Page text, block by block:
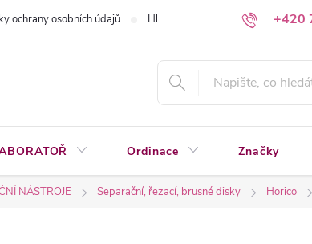
+420
ochrany osobních údajů Hledáte a nenacházíte?
Ordinace Značky
NÁSTROJE Separační, řezací, brusné disky Horico